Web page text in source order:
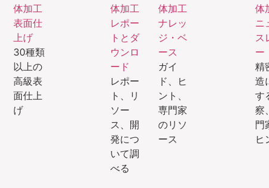
表面仕
上げ
30種類
以上の
高級表
面仕上
げ
レポー
トとダ
ウンロ
ード
レポー
ト、リ
ソー
ス、開
発につ
いて調
べる
ナレッ
ジ・ベ
ース
ガイ
ド、ヒ
ント、
専門家
のリソ
ース
ニ
ス
ー
精
造
す
察
門
ヒ